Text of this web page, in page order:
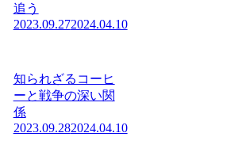
追う
2023.09.272024.04.10
知られざるコーヒ
ーと戦争の深い関
係
2023.09.282024.04.10